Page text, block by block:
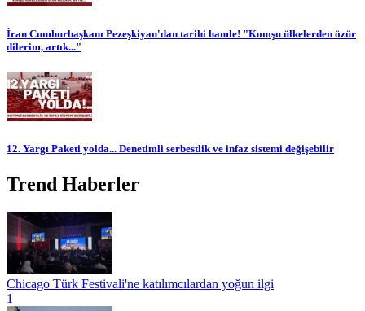
İran Cumhurbaşkanı Pezeşkiyan'dan tarihi hamle! "Komşu ülkelerden özür
dilerim, artık..."
12. Yargı Paketi yolda... Denetimli serbestlik ve infaz sistemi değişebilir
Trend Haberler
Chicago Türk Festivali'ne katılımcılardan yoğun ilgi
1